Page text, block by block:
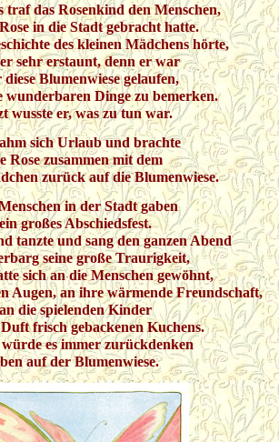
traf das Rosenkind den Menschen,
in die Stadt gebracht hatte.
des kleinen Mädchens hörte,
sehr erstaunt, denn er war
diese Blumenwiese gelaufen,
wunderbaren Dinge zu bemerken.
wusste er, was zu tun war.
sich Urlaub und brachte
Rose zusammen mit dem
zurück auf die Blumenwiese.
in der Stadt gaben
ein großes Abschiedsfest.
tanzte und sang den ganzen Abend
seine große Traurigkeit,
sich an die Menschen gewöhnt,
Augen, an ihre wärmende Freundschaft,
an die spielenden Kinder
frisch gebackenen Kuchens.
es immer zurückdenken
auf der Blumenwiese.